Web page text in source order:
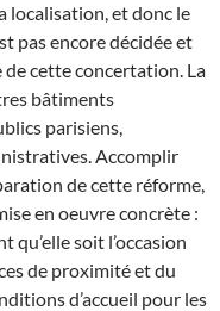
localisation, et donc le
pas encore décidée et
cette concertation. La
bâtiments
parisiens,
Accomplir
de cette réforme,
en oeuvre concrète :
soit l’occasion
de proximité et du
d’accueil pour les